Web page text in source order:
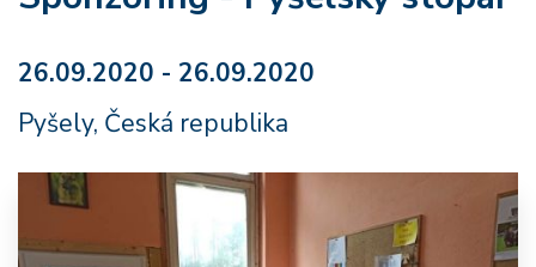
26.09.2020 - 26.09.2020
Pyšely, Česká republika